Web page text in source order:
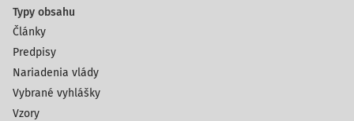
Typy obsahu
Články
Predpisy
Nariadenia vlády
Vybrané vyhlášky
Vzory